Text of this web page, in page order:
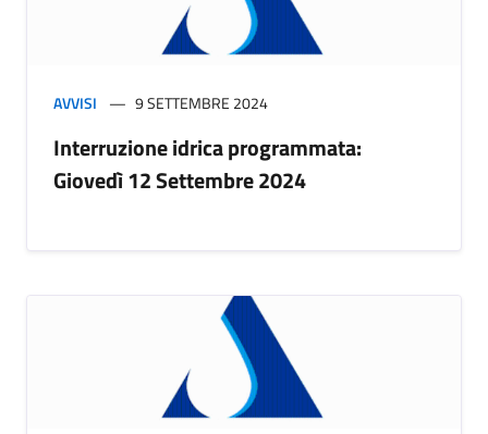
AVVISI 9 SETTEMBRE 2024
Interruzione idrica programmata:
Giovedì 12 Settembre 2024